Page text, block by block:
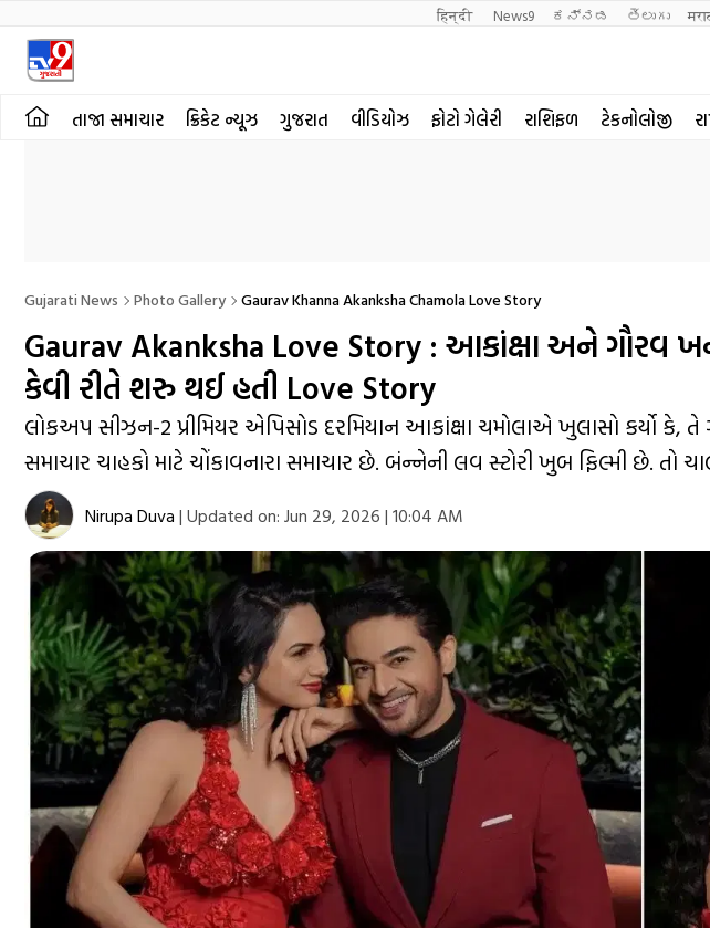
हिन्दी News9 ಕನ್ನಡ తెలుగు
તાજા સમાચાર ક્રિકેટ ન્યૂઝ ગુજરાત વીડિયોઝ ફોટો ગેલેરી રાશિફળ ટેકનોલોજી
Gujarati News Photo Gallery Gaurav Khanna Akanksha Chamola Love Story
Gaurav Akanksha Love Story : આકાંક્ષા અને ગૌરવ
કેવી રીતે શરુ થઈ હતી Love Story
લોકઅપ સીઝન-2 પ્રીમિયર એપિસોડ દરમિયાન આકાંક્ષા ચમોલાએ ખુલાસો કર્યો
સમાચાર ચાહકો માટે ચોંકાવનારા સમાચાર છે. બંન્નેની લવ સ્ટોરી ખુબ ફિલ્મી છે. તો
Nirupa Duva | Updated on: Jun 29, 2026 | 10:04 AM